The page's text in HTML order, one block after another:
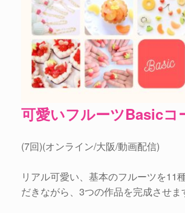
可愛いフルーツBasicコ
(7回)(オンライン/大阪/動画配信)
リアル可愛い、基本のフルーツを11
だきながら、3つの作品を完成させま